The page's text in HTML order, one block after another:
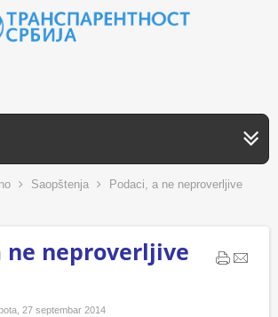
Saopštenja
Podaci, a ne neproverljive
ne neproverljive
27 septembar 2014